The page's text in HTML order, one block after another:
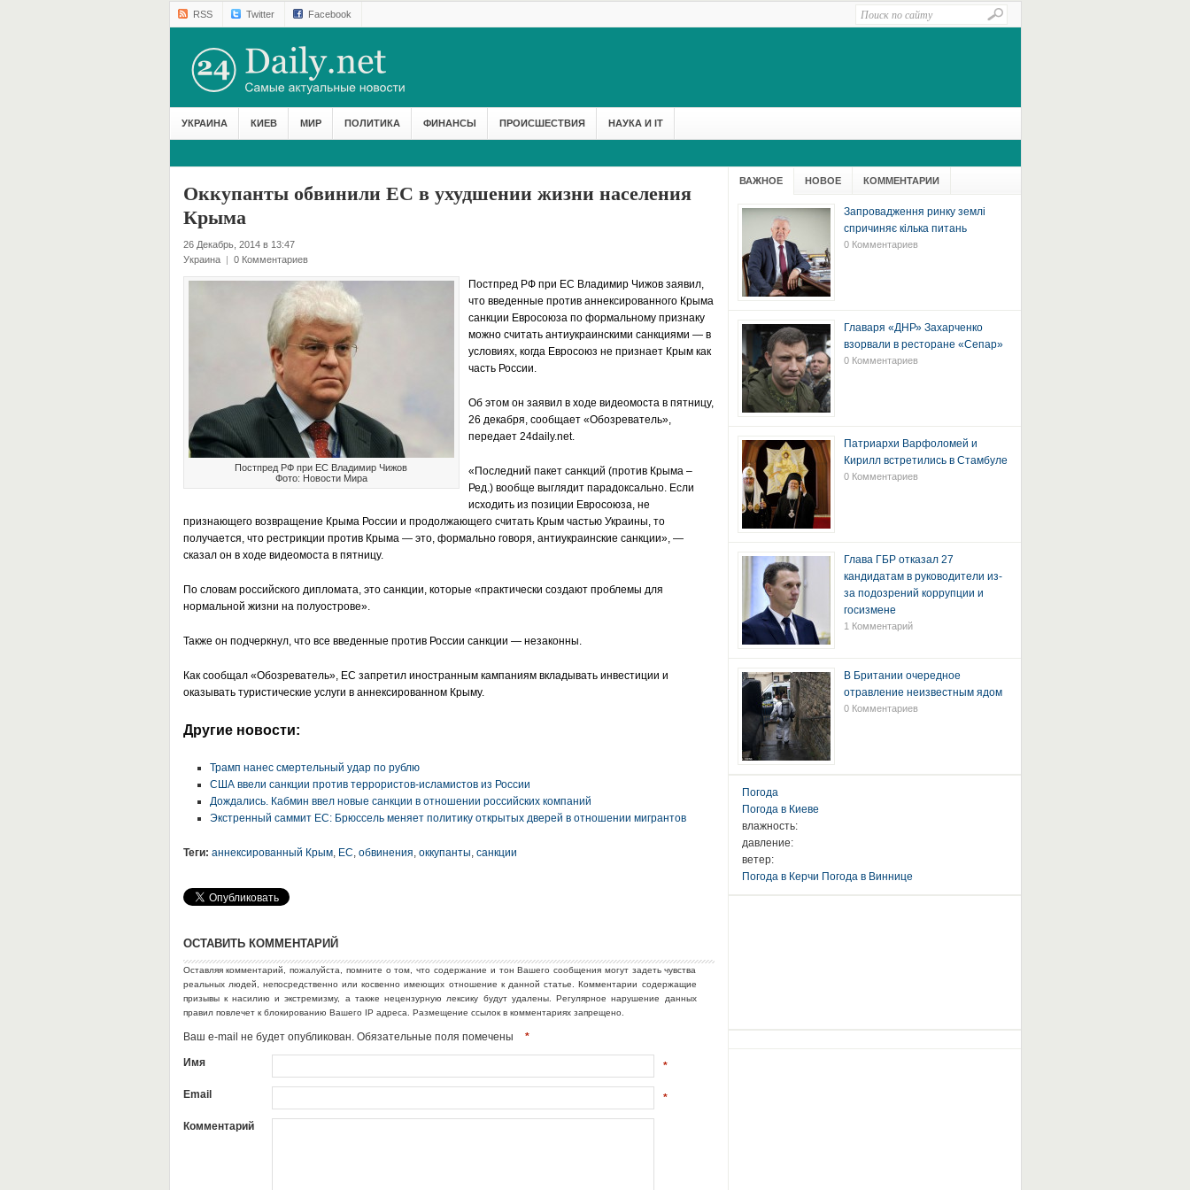
RSS Twitter Facebook
УКРАИНА КИЕВ МИР ПОЛИТИКА ФИНАНСЫ ПРОИСШЕСТВИЯ НАУКА И IT
Оккупанты обвинили ЕС в ухудшении жизни населения
Крыма
26 Декабрь, 2014 в 13:47
Украина
| 0 Комментариев
Постпред РФ при ЕС Владимир Чижов
Фото: Новости Мира
Постпред РФ при ЕС Владимир Чижов заявил,
что введенные против аннексированного Крыма
санкции Евросоюза по формальному признаку
можно считать антиукраинскими санкциями — в
условиях, когда Евросоюз не признает Крым как
часть России.
Об этом он заявил в ходе видеомоста в пятницу,
26 декабря, сообщает «Обозреватель»,
передает 24daily.net.
«Последний пакет санкций (против Крыма –
Ред.) вообще выглядит парадоксально. Если
исходить из позиции Евросоюза, не
признающего возвращение Крыма России и продолжающего считать Крым частью Украины, то
получается, что рестрикции против Крыма — это, формально говоря, антиукраинские санкции», —
сказал он в ходе видеомоста в пятницу.
По словам российского дипломата, это санкции, которые «практически создают проблемы для
нормальной жизни на полуострове».
Также он подчеркнул, что все введенные против России санкции — незаконны.
Как сообщал «Обозреватель», ЕС запретил иностранным кампаниям вкладывать инвестиции и
оказывать туристические услуги в аннексированном Крыму.
Другие новости:
Трамп нанес смертельный удар по рублю
США ввели санкции против террористов-исламистов из России
Дождались. Кабмин ввел новые санкции в отношении российских компаний
Экстренный саммит ЕС: Брюссель меняет политику открытых дверей в отношении мигрантов
Теги: аннексированный Крым, ЕС, обвинения, оккупанты, санкции
ОСТАВИТЬ КОММЕНТАРИЙ
Оставляя комментарий, пожалуйста, помните о том, что содержание и тон Вашего сообщения могут задеть чувства
реальных людей, непосредственно или косвенно имеющих отношение к данной статье. Комментарии содержащие
призывы к насилию и экстремизму, а также нецензурную лексику будут удалены. Регулярное нарушение данных
правил повлечет к блокированию Вашего IP адреса. Размещение ссылок в комментариях запрещено.
Ваш e-mail не будет опубликован. Обязательные поля помечены *
Имя *
Email *
Комментарий
ВАЖНОЕ НОВОЕ КОММЕНТАРИИ
Запровадження ринку землі
спричиняє кілька питань
0 Комментариев
Главаря «ДНР» Захарченко
взорвали в ресторане «Сепар»
0 Комментариев
Патриархи Варфоломей и
Кирилл встретились в Стамбуле
0 Комментариев
Глава ГБР отказал 27
кандидатам в руководители из-
за подозрений коррупции и
госизмене
1 Комментарий
В Британии очередное
отравление неизвестным ядом
0 Комментариев
Погода
Погода в Киеве
влажность:
давление:
ветер:
Погода в Керчи Погода в Виннице